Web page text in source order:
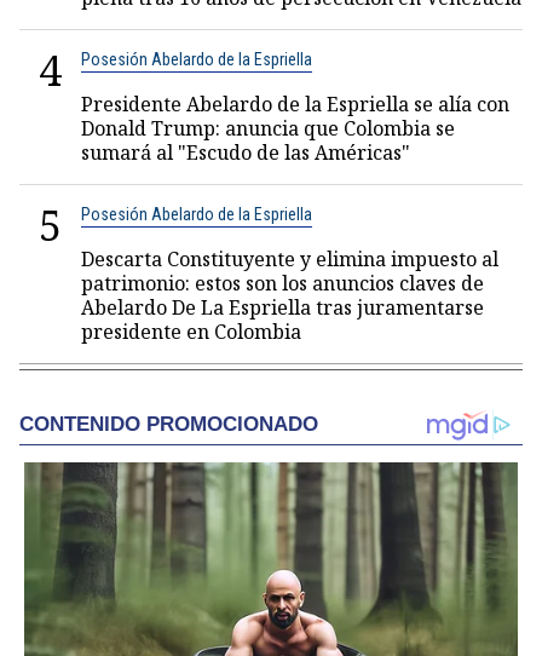
4 Posesión Abelardo de la Espriella
Presidente Abelardo de la Espriella se alía con
Donald Trump: anuncia que Colombia se
sumará al "Escudo de las Américas"
5 Posesión Abelardo de la Espriella
Descarta Constituyente y elimina impuesto al
patrimonio: estos son los anuncios claves de
Abelardo De La Espriella tras juramentarse
presidente en Colombia